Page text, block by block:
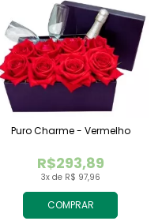
COMPRAR
3x de R$ 97,96
R$293,89
Puro Charme - Vermelho